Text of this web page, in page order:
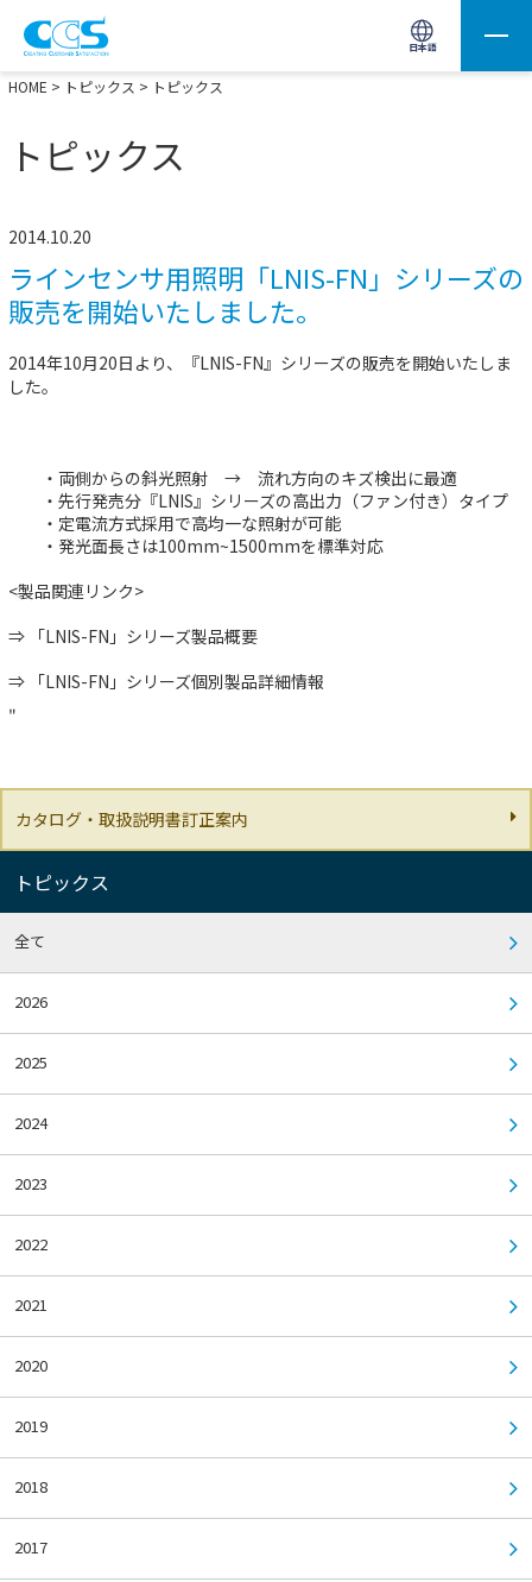
日本語
画像処理用の製品検索 サイト内検索(Enterで実行)
HOME > トピックス > トピックス
トピックス
2014.10.20
ラインセンサ用照明「LNIS-FN」シリーズの
販売を開始いたしました。
2014年10月20日より、『LNIS-FN』シリーズの販売を開始いたしま
した。
・両側からの斜光照射 → 流れ方向のキズ検出に最適
・先行発売分『LNIS』シリーズの高出力（ファン付き）タイプ
・定電流方式採用で高均一な照射が可能
・発光面長さは100mm~1500mmを標準対応
<製品関連リンク>
⇒ 「LNIS-FN」シリーズ製品概要
⇒ 「LNIS-FN」シリーズ個別製品詳細情報
"
カタログ・取扱説明書訂正案内
トピックス
全て
2026
2025
2024
2023
2022
2021
2020
2019
2018
2017